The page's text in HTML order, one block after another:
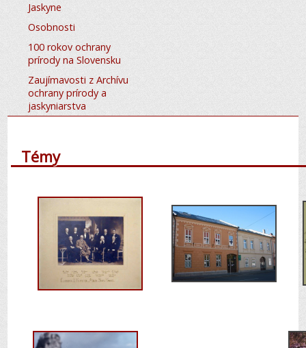
Jaskyne
Osobnosti
100 rokov ochrany
prírody na Slovensku
Zaujímavosti z Archívu
ochrany prírody a
jaskyniarstva
Témy